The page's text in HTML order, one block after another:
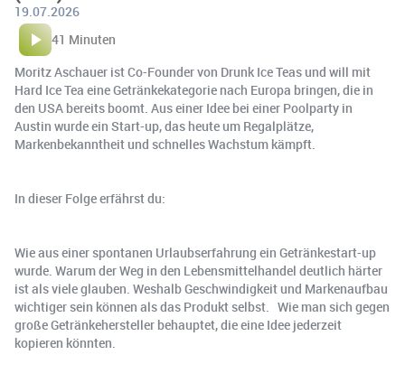
19.07.2026
41 Minuten
Moritz Aschauer ist Co-Founder von Drunk Ice Teas und will mit
Hard Ice Tea eine Getränkekategorie nach Europa bringen, die in
den USA bereits boomt. Aus einer Idee bei einer Poolparty in
Austin wurde ein Start-up, das heute um Regalplätze,
Markenbekanntheit und schnelles Wachstum kämpft.
In dieser Folge erfährst du:
Wie aus einer spontanen Urlaubserfahrung ein Getränkestart-up
wurde. Warum der Weg in den Lebensmittelhandel deutlich härter
ist als viele glauben. Weshalb Geschwindigkeit und Markenaufbau
wichtiger sein können als das Produkt selbst. Wie man sich gegen
große Getränkehersteller behauptet, die eine Idee jederzeit
kopieren könnten.